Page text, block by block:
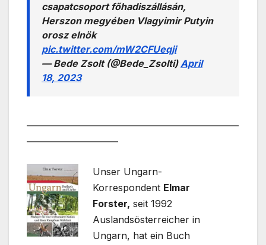
csapatcsoport főhadiszállásán,
Herszon megyében Vlagyimir Putyin
orosz elnök
pic.twitter.com/mW2CFUeqji
— Bede Zsolt (@Bede_Zsolti)April
18, 2023
Unser Ungarn-
Korrespondent Elmar
Forster, seit 1992
Auslandsösterreicher in
Ungarn, hat ein Buch